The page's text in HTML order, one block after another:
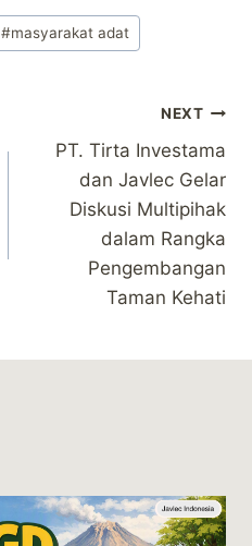
#masyarakat adat
NEXT
PT. Tirta Investama
dan Javlec Gelar
Diskusi Multipihak
dalam Rangka
Pengembangan
Taman Kehati